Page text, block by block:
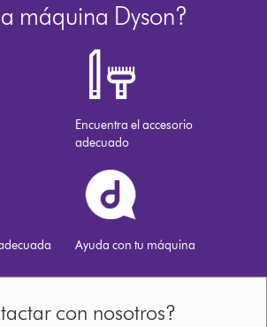
máquina Dyson?
Encuentra el accesorio
adecuado
Ayuda con tu máquina
con nosotros?